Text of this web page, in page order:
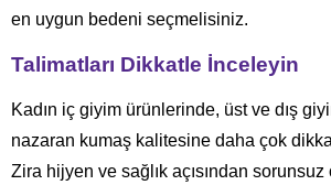
en uygun bedeni seçmelisiniz.
Talimatları Dikkatle İnceleyin
Kadın iç giyim ürünlerinde, üst ve dış
nazaran kumaş kalitesine daha çok
Zira hijyen ve sağlık açısından sorunsuz